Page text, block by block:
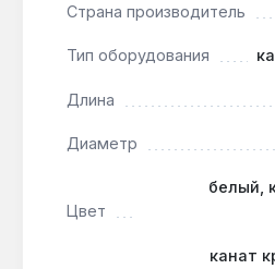
стройплощадке
постоянного
складе удобнее 100 м.
Цветовая маркировка
позволяет визуально
Ограничение по
органическим
Страна производитель
Тип оборудования
Длина
Диаметр
Цвет
белый,
канат